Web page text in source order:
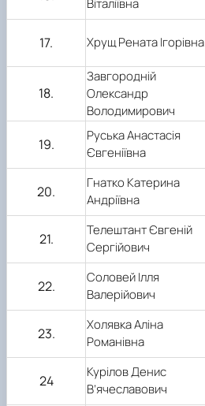
Віталіївна
17. Хрущ Рената Ігорівна
18.
Завгородній
Олександр
Володимирович
19.
Руська Анастасія
Євгеніївна
20.
Гнатко Катерина
Андріївна
21.
Телештант Євгеній
Сергійович
22.
Соловей Ілля
Валерійович
23.
Холявка Аліна
Романівна
24
Курілов Денис
В’ячеславович